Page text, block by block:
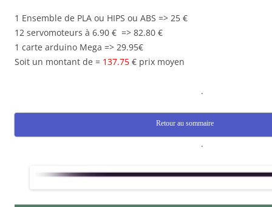
1 Ensemble de PLA ou HIPS ou ABS => 25 €
12 servomoteurs à 6.90 € => 82.80 €
1 carte arduino Mega => 29.95€
Soit un montant de = 137.75 € prix moyen
.
Retour au sommaire
.